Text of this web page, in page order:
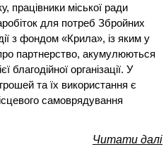
працівники міської ради
для потреб Збройних
з фондом «Крила», із яким у
партнерство, акумулюються
благодійної організації. У
та їх використання є
самоврядування
Читати далі